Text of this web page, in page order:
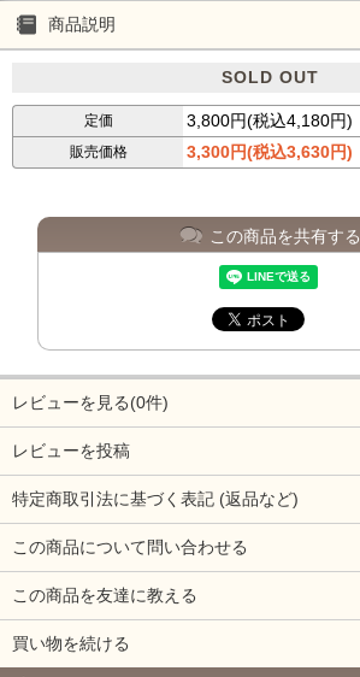
商品説明
SOLD OUT
定価 3,800円(税込4,180円)
販売価格 3,300円(税込3,630円)
この商品を共有する
レビューを見る(0件)
レビューを投稿
特定商取引法に基づく表記 (返品など)
この商品について問い合わせる
この商品を友達に教える
買い物を続ける